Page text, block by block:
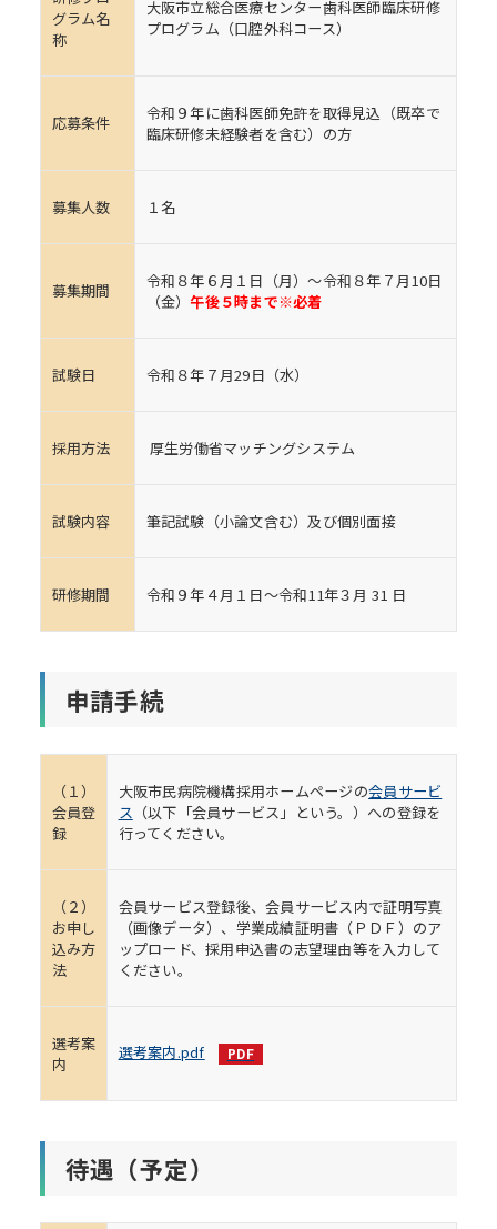
グラム名
称
大阪市立総合医療センター歯科医師臨床研修
プログラム（口腔外科コース）
応募条件
令和９年に歯科医師免許を取得見込（既卒で
臨床研修未経験者を含む）の方
募集人数 １名
募集期間
令和８年６月１日（月）～令和８年７月10日
（金）午後５時まで※必着
試験日 令和８年７月29日（水）
採用方法 厚生労働省マッチングシステム
試験内容 筆記試験（小論文含む）及び個別面接
研修期間 令和９年４月１日～令和11年３月 31 日
申請手続
（１）
会員登
録
大阪市民病院機構採用ホームページの会員サービ
ス （以下「会員サービス」という。）への登録を
行ってください。
（２）
お申し
込み方
法
会員サービス登録後、会員サービス内で証明写真
（画像データ）、学業成績証明書（ＰＤＦ）のア
ップロード、採用申込書の志望理由等を入力して
ください。
選考案
内
選考案内.pdf
待遇（予定）